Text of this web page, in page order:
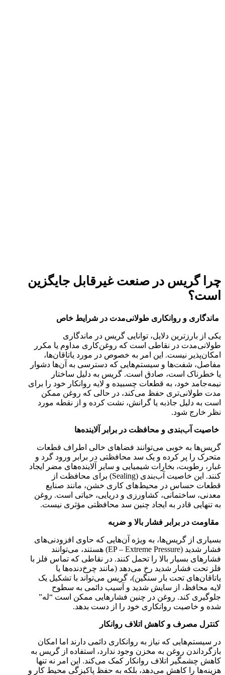
چرا گریس در صنعت غیرقابل جایگزین
است؟
ماندگاری و روانکاری طولانی‌مدت در شرایط خاص
یکی از بارزترین دلایل، توانایی گریس در ماندگاری
طولانی‌مدت در نقاطی است که روغن‌کاری مداوم یا مکرر
امکان‌پذیر نیست. این امر به خصوص در مورد یاتاقان‌ها،
مفاصل، شفت‌ها و سیستم‌هایی که دسترسی به آن‌ها دشوار
یا خطرناک است، صادق است. گریس به دلیل ساختار
نیمه‌جامد خود، به قطعات چسبیده و لایه روانکار خود را برای
مدت طولانی‌تری حفظ می‌کند، در حالی که روغن ممکن
است به دلیل جاذبه یا گرانش، نشت کرده و از نقطه مورد
نظر خارج شود.
خاصیت آب‌بندی و محافظت در برابر آلاینده‌ها
گریس‌ها به خوبی می‌توانند فضاهای خالی اطراف قطعات
متحرک را پر کرده و یک سد محافظتی در برابر ورود گرد و
غبار، رطوبت، بخارات شیمیایی و سایر آلاینده‌های مضر ایجاد
کنند. این خاصیت آب‌بندی (Sealing) برای محافظت از
قطعات حساس در محیط‌های کاری خشن، مانند صنایع
معدنی، ساختمانی، کشاورزی و دریایی، حیاتی است. روغن
به تنهایی قادر به ایجاد چنین سد محافظتی مؤثری نیست.
مقاومت در برابر فشار بالا و ضربه
بسیاری از گریس‌ها، به ویژه آن‌هایی که حاوی افزودنی‌های
فشار شدید (EP – Extreme Pressure) هستند، می‌توانند
فشارهای بسیار بالا را تحمل کنند. در نقاطی که تماس فلز با
فلز تحت فشار شدید رخ می‌دهد (مانند چرخ‌دنده‌ها یا
یاتاقان‌های تحت بار سنگین)، گریس می‌تواند با تشکیل یک
لایه محافظ، از سایش شدید و آسیب دائمی به سطوح
جلوگیری کند. روغن در چنین فشارهایی ممکن است “له”
شده و خاصیت روانکاری خود را از دست بدهد.
کنترل مصرف و کاهش اتلاف روانکار
در سیستم‌هایی که نیاز به روانکاری دائمی دارند اما امکان
بازگرداندن روغن به مخزن وجود ندارد، استفاده از گریس به
کاهش چشمگیر اتلاف روانکار کمک می‌کند. این امر نه تنها
هزینه‌ها را کاهش می‌دهد، بلکه به حفظ پاکیزگی محیط کار و